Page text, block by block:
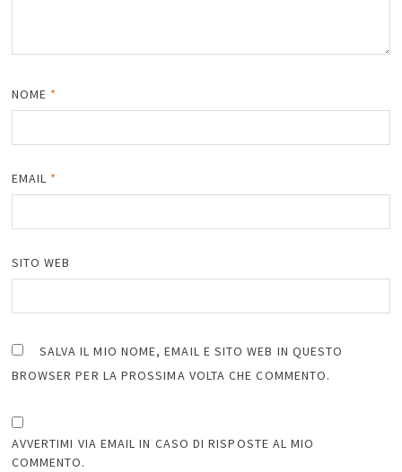
NOME *
EMAIL *
SITO WEB
SALVA IL MIO NOME, EMAIL E SITO WEB IN QUESTO
BROWSER PER LA PROSSIMA VOLTA CHE COMMENTO.
AVVERTIMI VIA EMAIL IN CASO DI RISPOSTE AL MIO
COMMENTO.